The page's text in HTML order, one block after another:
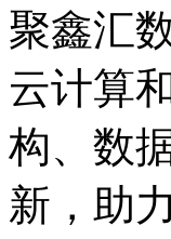
聚鑫汇
云计算和
构、
新，